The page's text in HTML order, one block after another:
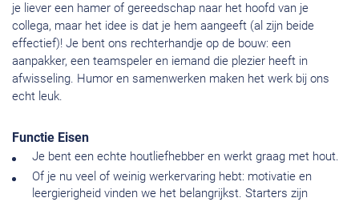
je liever een hamer of gereedschap naar het hoofd van je
collega, maar het idee is dat je hem aangeeft (al zijn beide
effectief)! Je bent ons rechterhandje op de bouw: een
aanpakker, een teamspeler en iemand die plezier heeft in
afwisseling. Humor en samenwerken maken het werk bij ons
echt leuk.
Functie Eisen
Je bent een echte houtliefhebber en werkt graag met hout.
Of je nu veel of weinig werkervaring hebt: motivatie en
leergierigheid vinden we het belangrijkst. Starters zijn